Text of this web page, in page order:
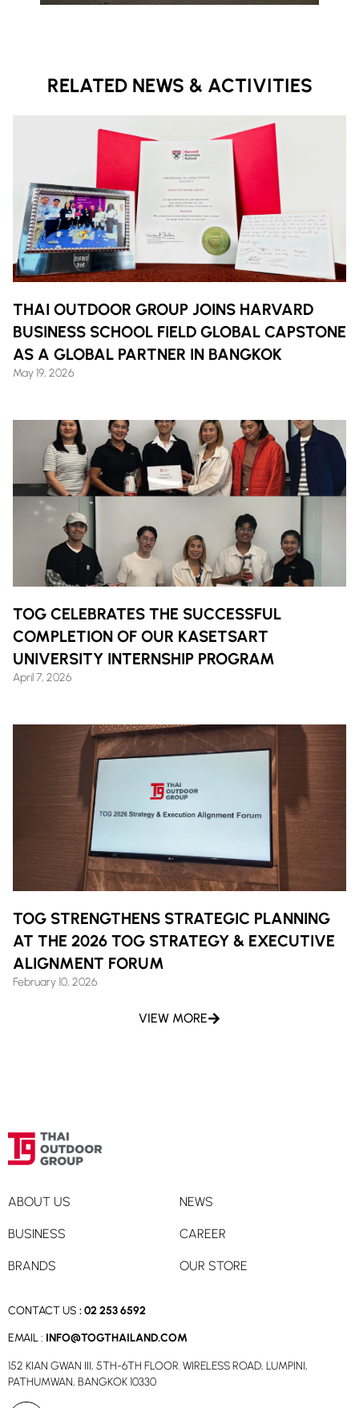
RELATED NEWS & ACTIVITIES
THAI OUTDOOR GROUP JOINS HARVARD
BUSINESS SCHOOL FIELD GLOBAL CAPSTONE
AS A GLOBAL PARTNER IN BANGKOK
May 19, 2026
TOG CELEBRATES THE SUCCESSFUL
COMPLETION OF OUR KASETSART
UNIVERSITY INTERNSHIP PROGRAM
April 7, 2026
TOG STRENGTHENS STRATEGIC PLANNING
AT THE 2026 TOG STRATEGY & EXECUTIVE
ALIGNMENT FORUM
February 10, 2026
VIEW MORE
ABOUT US
BUSINESS
BRANDS
NEWS
CAREER
OUR STORE
CONTACT US :02 253 6592
EMAIL : INFO@TOGTHAILAND.COM
152 KIAN GWAN III, 5TH-6TH FLOOR. WIRELESS ROAD, LUMPINI,
PATHUMWAN, BANGKOK 10330